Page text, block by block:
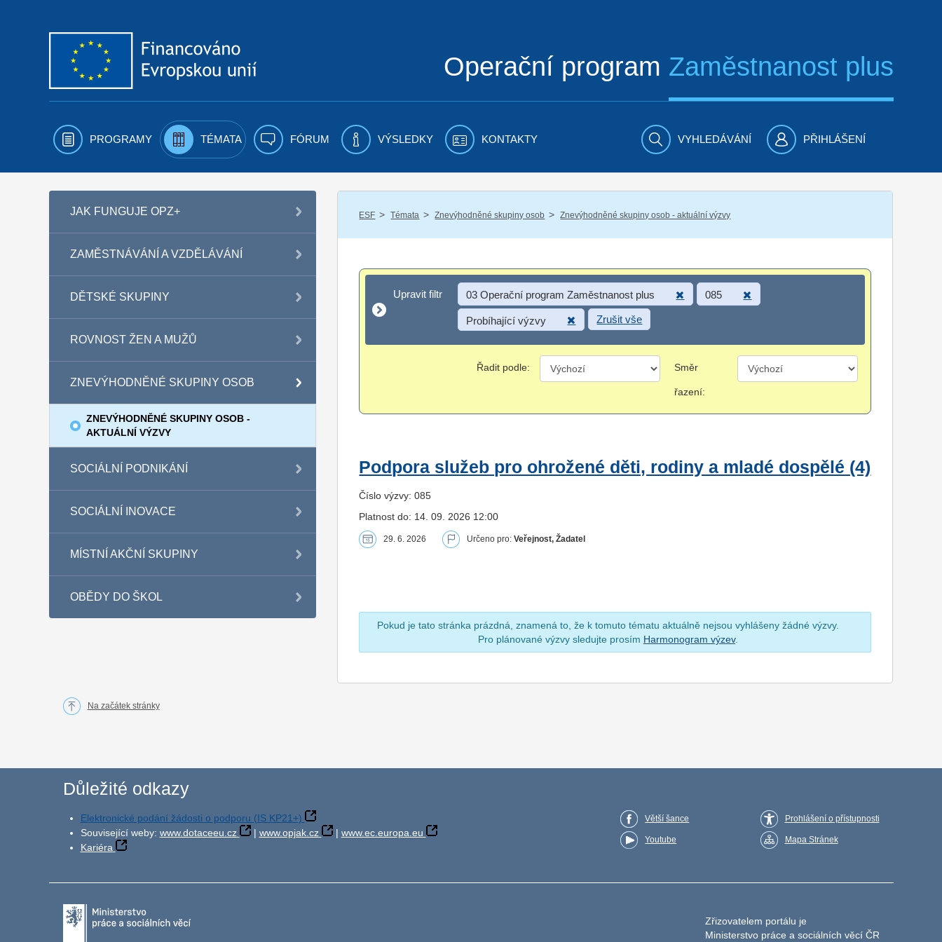
Operační program Zaměstnanost plus
PROGRAMY TÉMATA FÓRUM VÝSLEDKY KONTAKTY VYHLEDÁVÁNÍ PŘIHLÁŠENÍ
JAK FUNGUJE OPZ+
ZAMĚSTNÁVÁNÍ A VZDĚLÁVÁNÍ
DĚTSKÉ SKUPINY
ROVNOST ŽEN A MUŽŮ
ZNEVÝHODNĚNÉ SKUPINY OSOB
ZNEVÝHODNĚNÉ SKUPINY OSOB -
AKTUÁLNÍ VÝZVY
SOCIÁLNÍ PODNIKÁNÍ
SOCIÁLNÍ INOVACE
MÍSTNÍ AKČNÍ SKUPINY
OBĚDY DO ŠKOL
ESF / Témata / Znevýhodněné skupiny osob / Znevýhodněné skupiny osob - aktuální výzvy
Upravit filtr
Upravit filtr 03 Operační program Zaměstnanost plus 085
Probíhající výzvy Zrušit vše
Řadit podle: Směr
řazení:
Podpora služeb pro ohrožené děti, rodiny a mladé dospělé (4)
Číslo výzvy: 085
Platnost do: 14. 09. 2026 12:00
29. 6. 2026 Určeno pro:Veřejnost, Žadatel
Pokud je tato stránka prázdná, znamená to, že k tomuto tématu aktuálně nejsou vyhlášeny žádné výzvy.
Pro plánované výzvy sledujte prosím Harmonogram výzev.
Na začátek stránky
Důležité odkazy
Elektronické podání žádosti o podporu (IS KP21+)
Související weby: www.dotaceeu.cz | www.opjak.cz | www.ec.europa.eu
Kariéra
Větší šance
Youtube
Prohlášení o přístupnosti
Mapa Stránek
Zřizovatelem portálu je
Ministerstvo práce a sociálních věcí ČR